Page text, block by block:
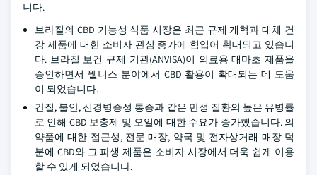
니다.
브라질의 CBD 기능성 식품 시장은 최근 규제 개혁과 대체 건
강 제품에 대한 소비자 관심 증가에 힘입어 확대되고 있습니
다. 브라질 보건 규제 기관(ANVISA)이 의료용 대마초 제품을
승인하면서 웰니스 분야에서 CBD 활용이 확대되는 데 도움
이 되었습니다.
간질, 불안, 신경병증성 통증과 같은 만성 질환의 높은 유병률
로 인해 CBD 보충제 및 오일에 대한 수요가 증가했습니다. 의
약품에 대한 접근성, 전문 매장, 약국 및 전자상거래 매장 덕
분에 CBD와 그 파생 제품은 소비자 시장에서 더욱 쉽게 이용
할 수 있게 되었습니다.